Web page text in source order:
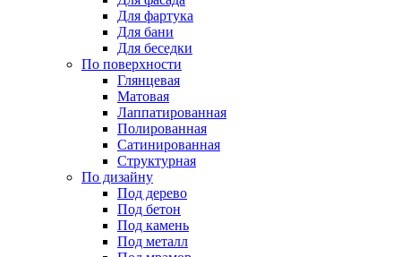
Для фартука
Для бани
Для беседки
По поверхности
Глянцевая
Матовая
Лаппатированная
Полированная
Сатинированная
Структурная
По дизайну
Под дерево
Под бетон
Под камень
Под металл